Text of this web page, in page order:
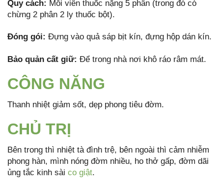
Quy cách: Mỗi viên thuốc nặng 5 phân (trong đó có
chừng 2 phân 2 ly thuốc bột).
Đóng gói: Đựng vào quả sáp bịt kín, đựng hộp dán kín.
Bảo quản cất giữ: Để trong nhà nơi khô ráo râm mát.
CÔNG NĂNG
Thanh nhiệt giảm sốt, dẹp phong tiêu đờm.
CHỦ TRỊ
Bên trong thì nhiệt tà đình trệ, bên ngoài thì cảm nhiễm
phong hàn, mình nóng đờm nhiều, ho thở gấp, đờm dãi
ủng tắc kinh sài co giật.